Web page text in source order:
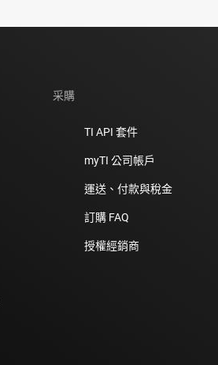
采購
TI API 套件
myTI 公司帳戶
運送、付款與稅金
訂購 FAQ
授權經銷商